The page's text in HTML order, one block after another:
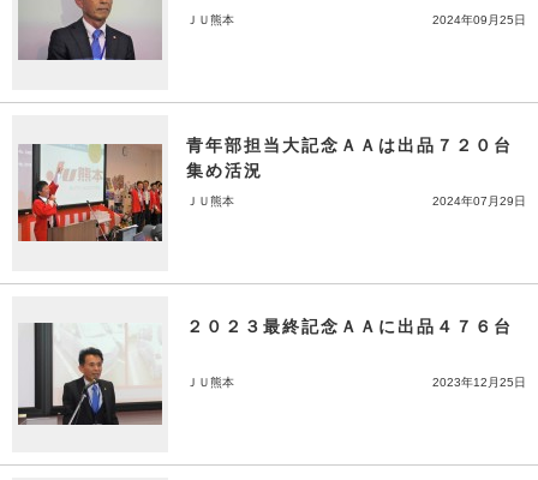
ＪＵ熊本 2024年09月25日
青年部担当大記念ＡＡは出品７２０台
集め活況
ＪＵ熊本 2024年07月29日
２０２３最終記念ＡＡに出品４７６台
ＪＵ熊本 2023年12月25日